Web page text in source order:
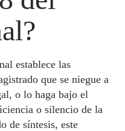
establece las
que se niegue a
o lo haga bajo el
o silencio de la
de síntesis, este